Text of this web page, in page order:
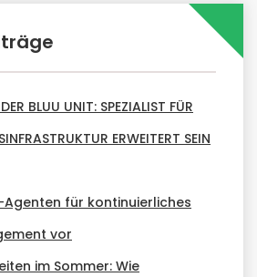
BLUU UNIT: SPEZIALIST FÜR
ERWEITERT SEIN
für kontinuierliches
vor
im Sommer: Wie